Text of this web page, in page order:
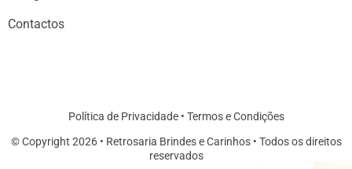
Contactos
Política de Privacidade• Termos e Condições
© Copyright 2026 • Retrosaria Brindes e Carinhos • Todos os direitos
reservados